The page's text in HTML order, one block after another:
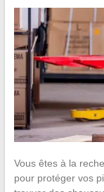
Vous êtes à la
pour protéger vos